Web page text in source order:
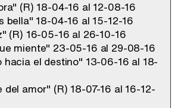
(R) 18-04-16 al 12-08-16
bella" 18-04-16 al 15-12-16
(R) 16-05-16 al 26-10-16
miente" 23-05-16 al 29-08-16
hacia el destino" 13-06-16 al 18-
del amor" (R) 18-07-16 al 16-12-